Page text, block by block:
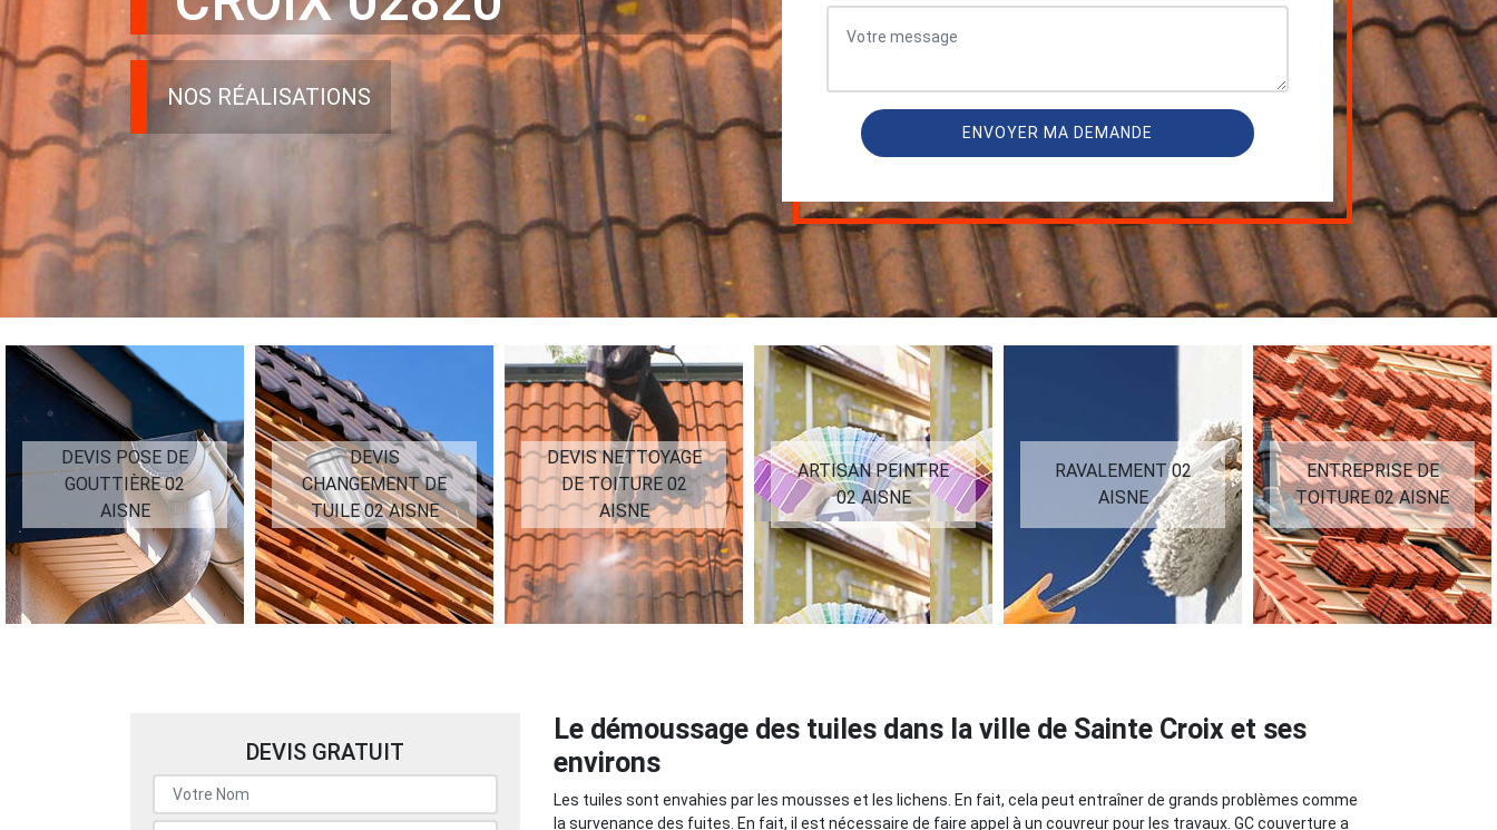
NOS RÉALISATIONS
DEVIS POSE DE
GOUTTIÈRE 02
AISNE
DEVIS
CHANGEMENT DE
TUILE 02 AISNE
DEVIS NETTOYAGE
DE TOITURE 02
AISNE
ARTISAN PEINTRE
02 AISNE
RAVALEMENT 02
AISNE
ENTREPRISE DE
TOITURE 02 AISNE
DEVIS GRATUIT
Le démoussage des tuiles dans la ville de Sainte Croix et ses
environs
Les tuiles sont envahies par les mousses et les lichens. En fait, cela peut entraîner de grands problèmes comme
la survenance des fuites. En fait, il est nécessaire de faire appel à un couvreur pour les travaux. GC couverture a